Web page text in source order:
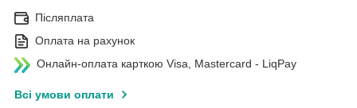
Післяплата
Оплата на рахунок
Онлайн-оплата карткою Visa, Mastercard - LiqPay
Всі умови оплати